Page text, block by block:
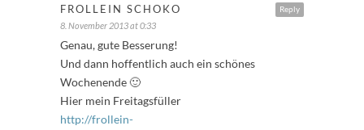
Reply
FROLLEIN SCHOKO
8. November 2013 at 0:33
Genau, gute Besserung!
Und dann hoffentlich auch ein schönes
Wochenende 🙂
Hier mein Freitagsfüller
http://frollein-